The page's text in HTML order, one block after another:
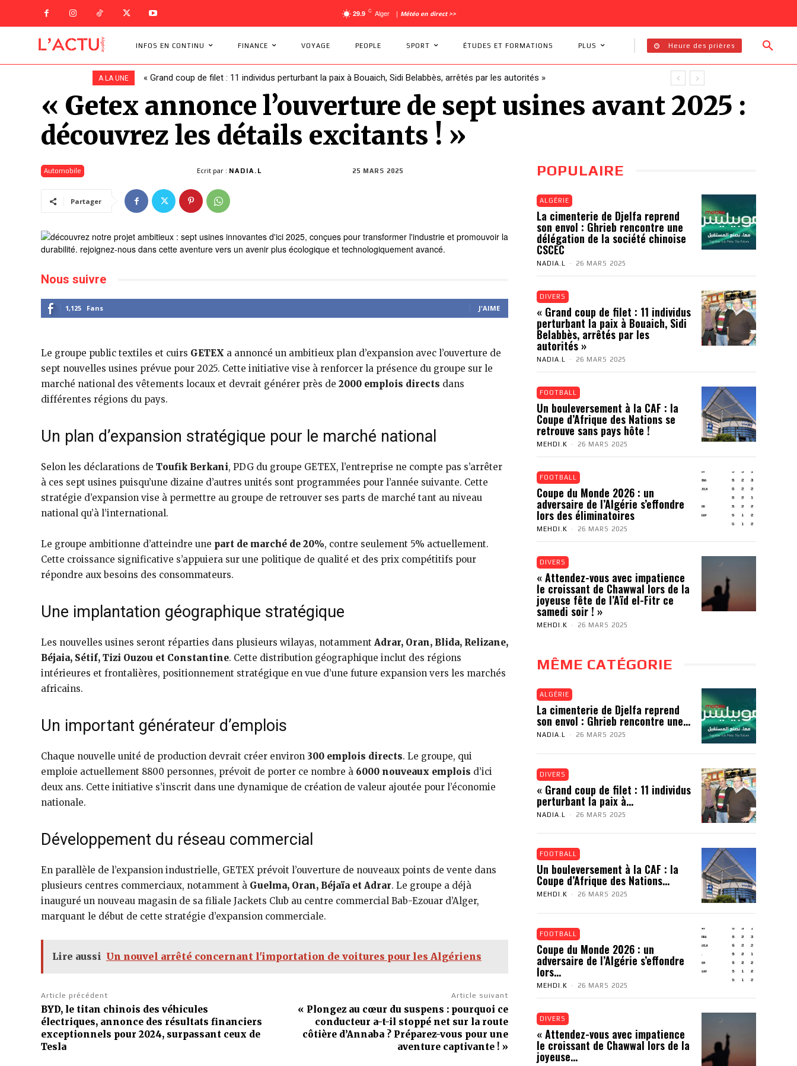
29.9 C Alger | Météo en direct >>
INFOS EN CONTINU FINANCE VOYAGE PEOPLE SPORT ÉTUDES ET FORMATIONS PLUS Heure des prières
A LA UNE « Grand coup de filet : 11 individus perturbant la paix à Bouaich, Sidi Belabbès, arrêtés par les autorités »
« Getex annonce l’ouverture de sept usines avant 2025 :
découvrez les détails excitants ! »
Automobile Ecrit par : NADIA.L 25 MARS 2025
Partager
Nous suivre
1,125 Fans J'AIME
Le groupe public textiles et cuirs GETEX a annoncé un ambitieux plan d’expansion avec l’ouverture de
sept nouvelles usines prévue pour 2025. Cette initiative vise à renforcer la présence du groupe sur le
marché national des vêtements locaux et devrait générer près de 2000 emplois directs dans
différentes régions du pays.
Un plan d’expansion stratégique pour le marché national
Selon les déclarations de Toufik Berkani, PDG du groupe GETEX, l’entreprise ne compte pas s’arrêter
à ces sept usines puisqu’une dizaine d’autres unités sont programmées pour l’année suivante. Cette
stratégie d’expansion vise à permettre au groupe de retrouver ses parts de marché tant au niveau
national qu’à l’international.
Le groupe ambitionne d’atteindre une part de marché de 20%, contre seulement 5% actuellement.
Cette croissance significative s’appuiera sur une politique de qualité et des prix compétitifs pour
répondre aux besoins des consommateurs.
Une implantation géographique stratégique
Les nouvelles usines seront réparties dans plusieurs wilayas, notamment Adrar, Oran, Blida, Relizane,
Béjaia, Sétif, Tizi Ouzou et Constantine. Cette distribution géographique inclut des régions
intérieures et frontalières, positionnement stratégique en vue d’une future expansion vers les marchés
africains.
Un important générateur d’emplois
Chaque nouvelle unité de production devrait créer environ 300 emplois directs. Le groupe, qui
emploie actuellement 8800 personnes, prévoit de porter ce nombre à 6000 nouveaux emplois d’ici
deux ans. Cette initiative s’inscrit dans une dynamique de création de valeur ajoutée pour l’économie
nationale.
Développement du réseau commercial
En parallèle de l’expansion industrielle, GETEX prévoit l’ouverture de nouveaux points de vente dans
plusieurs centres commerciaux, notamment à Guelma, Oran, Béjaïa et Adrar. Le groupe a déjà
inauguré un nouveau magasin de sa filiale Jackets Club au centre commercial Bab-Ezouar d’Alger,
marquant le début de cette stratégie d’expansion commerciale.
Lire aussi Un nouvel arrêté concernant l'importation de voitures pour les Algériens
Article précédent
BYD, le titan chinois des véhicules
électriques, annonce des résultats financiers
exceptionnels pour 2024, surpassant ceux de
Tesla
Article suivant
« Plongez au cœur du suspens : pourquoi ce
conducteur a-t-il stoppé net sur la route
côtière d’Annaba ? Préparez-vous pour une
aventure captivante ! »
POPULAIRE
ALGÉRIE
La cimenterie de Djelfa reprend
son envol : Ghrieb rencontre une
délégation de la société chinoise
CSCEC
NADIA.L - 26 MARS 2025
DIVERS
« Grand coup de filet : 11 individus
perturbant la paix à Bouaich, Sidi
Belabbès, arrêtés par les
autorités »
NADIA.L - 26 MARS 2025
FOOTBALL
Un bouleversement à la CAF : la
Coupe d’Afrique des Nations se
retrouve sans pays hôte !
MEHDI.K - 26 MARS 2025
FOOTBALL
Coupe du Monde 2026 : un
adversaire de l’Algérie s’effondre
lors des éliminatoires
MEHDI.K - 26 MARS 2025
DIVERS
« Attendez-vous avec impatience
le croissant de Chawwal lors de la
joyeuse fête de l’Aïd el-Fitr ce
samedi soir ! »
MEHDI.K - 26 MARS 2025
MÊME CATÉGORIE
ALGÉRIE
La cimenterie de Djelfa reprend
son envol : Ghrieb rencontre une...
NADIA.L - 26 MARS 2025
DIVERS
« Grand coup de filet : 11 individus
perturbant la paix à...
NADIA.L - 26 MARS 2025
FOOTBALL
Un bouleversement à la CAF : la
Coupe d’Afrique des Nations...
MEHDI.K - 26 MARS 2025
FOOTBALL
Coupe du Monde 2026 : un
adversaire de l’Algérie s’effondre
lors...
MEHDI.K - 26 MARS 2025
DIVERS
« Attendez-vous avec impatience
le croissant de Chawwal lors de la
joyeuse...